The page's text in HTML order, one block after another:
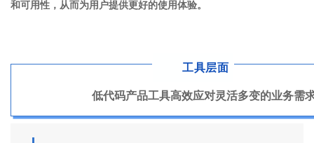
和可用性，从而为用户提供更好的使用体验。
工具层面
低代码产品工具高效应对灵活多变的业务需